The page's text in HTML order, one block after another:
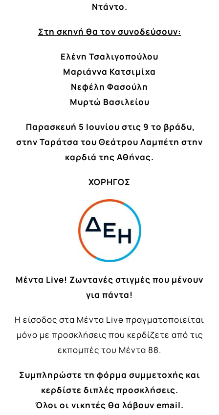
Ντάντο.
Στη σκηνή θα τον συνοδεύσουν:
Ελένη Τσαλιγοπούλου
Μαριάννα Κατσιμίχα
Νεφέλη Φασούλη
Μυρτώ Βασιλείου
Παρασκευή 5 Ιουνίου στις 9 το βράδυ,
στην Ταράτσα του Θεάτρου Λαμπέτη στην
καρδιά της Αθήνας.
ΧΟΡΗΓΟΣ
Mέντα Live! Ζωντανές στιγμές που μένουν
για πάντα!
Η είσοδος στα Μέντα Live πραγματοποιείται
μόνο με προσκλήσεις που κερδίζετε από τις
εκπομπές του Μέντα 88.
Συμπληρώστε τη φόρμα συμμετοχής και
κερδίστε διπλές προσκλήσεις.
Όλοι οι νικητές θα λάβουν email.